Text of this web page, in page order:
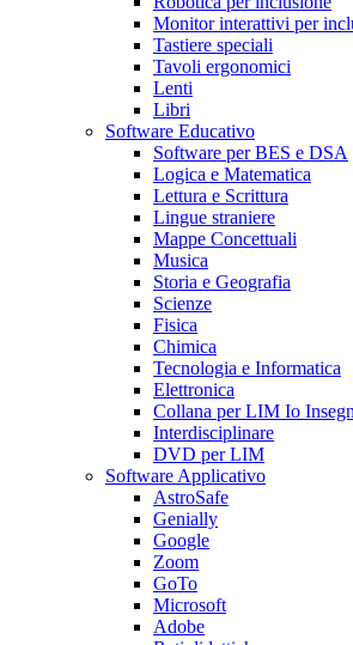
Monitor interattivi per
Tastiere speciali
Tavoli ergonomici
Lenti
Libri
Software Educativo
Software per BES e DSA
Logica e Matematica
Lettura e Scrittura
Lingue straniere
Mappe Concettuali
Musica
Storia e Geografia
Scienze
Fisica
Chimica
Tecnologia e Informatica
Elettronica
Collana per LIM Io
Interdisciplinare
DVD per LIM
Software Applicativo
AstroSafe
Genially
Google
Zoom
GoTo
Microsoft
Adobe